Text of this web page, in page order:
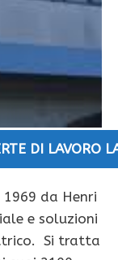
DI LAVORO
da Henri
e soluzioni
Si tratta